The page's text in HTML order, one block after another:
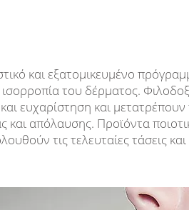
και εξατομικευμένο
του δέρματος.
ευχαρίστηση και
απόλαυσης. Προϊόντα
τις τελευταίες τάσεις και